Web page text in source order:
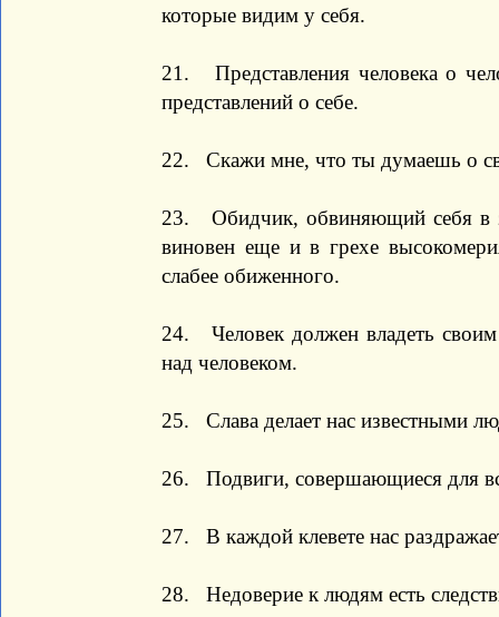
которые видим у себя.
21. Представления человека о
представлений о себе.
22. Скажи мне, что ты думаешь о
23. Обидчик, обвиняющий себя в
виновен еще и в грехе
слабее обиженного.
24. Человек должен владеть
над человеком.
25. Слава делает нас известными
26. Подвиги, совершающиеся для
27. В каждой клевете нас
28. Недоверие к людям есть